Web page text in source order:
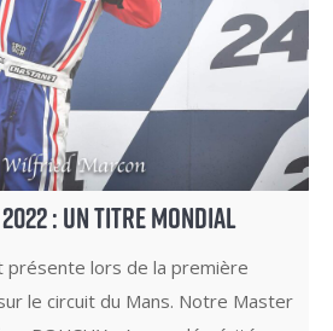
: UN TITRE MONDIAL
lors de la première
le circuit du Mans. Notre Master